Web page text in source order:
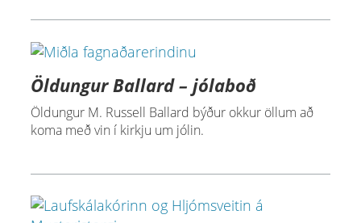
Öldungur Ballard – jólaboð
Öldungur M. Russell Ballard býður okkur öllum að
koma með vin í kirkju um jólin.